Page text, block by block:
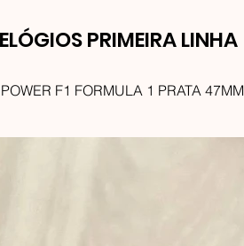
PRIMEIRA LINHA
F1 FORMULA 1 PRATA 47MM